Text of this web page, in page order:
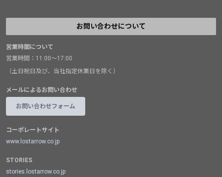
お問い合わせについて
営業時間について
営業時間：11:00～17:00
（土日祝日及び、当社指定休業日を除く）
メールによるお問い合わせ
お問い合わせフォーム
コーポレートサイト
www.lostarrow.co.jp
STORIES
stories.lostarrow.co.jp